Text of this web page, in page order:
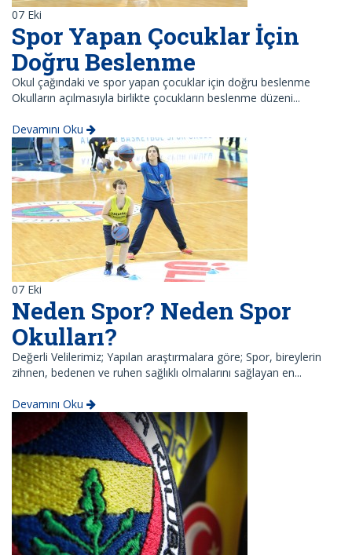
07 Eki
Spor Yapan Çocuklar İçin
Doğru Beslenme
Okul çağındaki ve spor yapan çocuklar için doğru beslenme
Okulların açılmasıyla birlikte çocukların beslenme düzeni...
Devamını Oku
07 Eki
Neden Spor? Neden Spor
Okulları?
Değerli Velilerimiz; Yapılan araştırmalara göre; Spor, bireylerin
zihnen, bedenen ve ruhen sağlıklı olmalarını sağlayan en...
Devamını Oku